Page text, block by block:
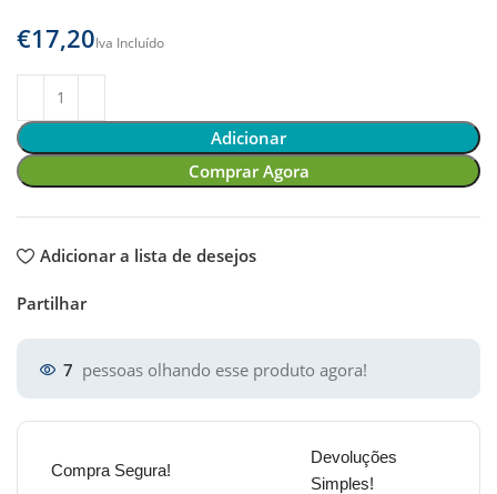
€
Adicionar
Comprar Agora
Adicionar a lista de desejos
Partilhar
7 pessoas olhando esse produto agora!
Compra Segura!
Devoluções
Simples!